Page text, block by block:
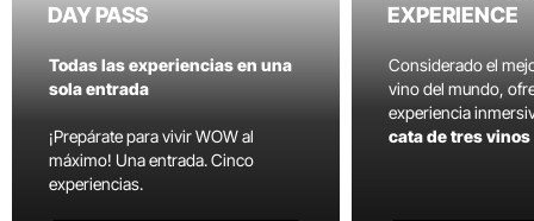
DAY PASS
Todas las experiencias en una
sola entrada
¡Prepárate para vivir WOW al
máximo! Una entrada. Cinco
experiencias.
EXPERIENCE
Considerado el
vino del mundo,
experiencia
cata de tres